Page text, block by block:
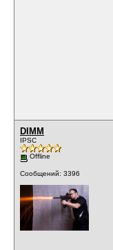
DIMM
IPSC
Offline
Сообщений: 3396